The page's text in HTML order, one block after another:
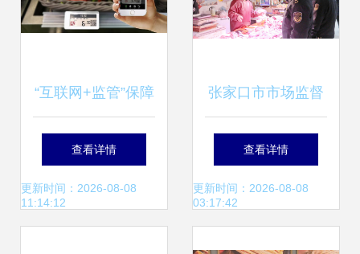
“互联网+监管”保障
惠州食用农产品安
全
查看详情
更新时间：2026-08-08
11:14:12
张家口市市场监督
管理局开展禁用“生
鲜灯”专项检查 守
查看详情
更新时间：2026-08-08
03:17:42